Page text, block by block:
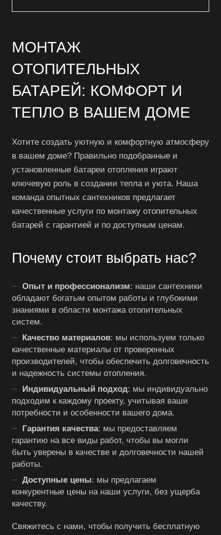
МОНТАЖ
ОТОПИТЕЛЬНЫХ
БАТАРЕЙ: КОМФОРТ И
ТЕПЛО В ВАШЕМ ДОМЕ
Хотите создать уютную и комфортную атмосферу
в вашем доме? Правильно подобранные и
установленные батареи отопления играют
ключевую роль в создании тепла и уюта. Наша
команда опытных сантехников предлагает
качественные услуги по монтажу отопительных
батарей с гарантией и по доступным ценам.
Почему стоит выбрать нас?
Опыт и профессионализм: наши сантехники
обладают богатым опытом работы и глубокими
знаниями в области монтажа отопительных
систем.
Качество материалов: мы используем только
качественные материалы от проверенных
производителей, чтобы обеспечить долговечность
и надежность системы отопления.
Индивидуальный подход: мы индивидуально
подходим к каждому проекту, учитывая ваши
потребности и особенности вашего дома.
Гарантия качества: мы предоставляем
гарантию на все виды работ, чтобы вы могли
быть уверены в качестве и долговечности нашей
работы.
Доступные цены: мы предлагаем
конкурентные цены на наши услуги, без ущерба
качеству.
Свяжитесь с нами, чтобы получить бесплатную